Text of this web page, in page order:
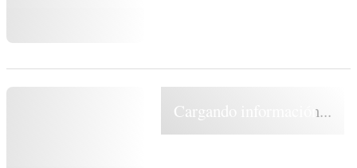
Cargando información...